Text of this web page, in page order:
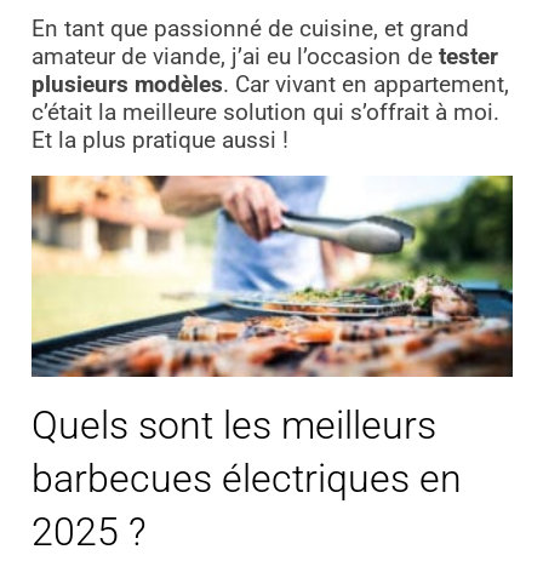
En tant que passionné de cuisine, et grand
amateur de viande, j’ai eu l’occasion de tester
plusieurs modèles. Car vivant en appartement,
c’était la meilleure solution qui s’offrait à moi.
Et la plus pratique aussi !
Quels sont les meilleurs
barbecues électriques en
2025 ?